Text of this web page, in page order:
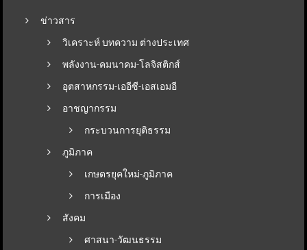
ข่าวสาร
วิเคราะห์ บทความ ต่างประเทศ
พลังงาน-คมนาคม-โลจิสติกส์
อุตสาหกรรม-เออีซี-เอสเอมอี
อาชญากรรม
กระบวนการยุติธรรม
ภูมิภาค
เกษตรยุคใหม่-ภูมิภาค
การเมือง
สังคม
ศาสนา-วัฒนธรรม